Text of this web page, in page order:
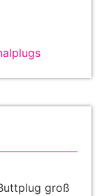
groß